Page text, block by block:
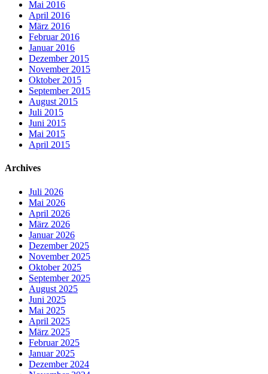
Mai 2016
April 2016
März 2016
Februar 2016
Januar 2016
Dezember 2015
November 2015
Oktober 2015
September 2015
August 2015
Juli 2015
Juni 2015
Mai 2015
April 2015
Archives
Juli 2026
Mai 2026
April 2026
März 2026
Januar 2026
Dezember 2025
November 2025
Oktober 2025
September 2025
August 2025
Juni 2025
Mai 2025
April 2025
März 2025
Februar 2025
Januar 2025
Dezember 2024